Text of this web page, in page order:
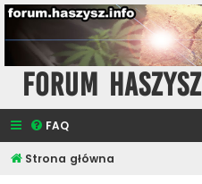
Forum Haszysz
FAQ
Strona główna